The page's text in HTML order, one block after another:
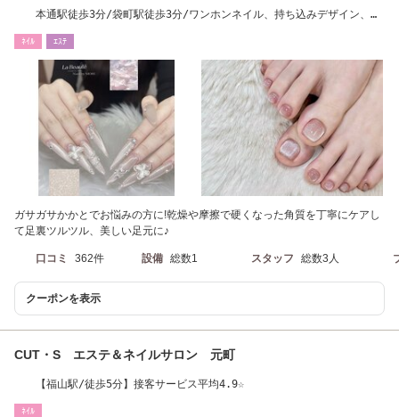
本通駅徒歩3分/袋町駅徒歩3分/ワンホンネイル、持ち込みデザイン、脱
ﾈｲﾙ ｴｽﾃ
ガサガサかかとでお悩みの方に!乾燥や摩擦で硬くなった角質を丁寧にケアし
て足裏ツルツル、美しい足元に♪
口コミ 362件 設備 総数1 スタッフ 総数3人
クーポンを表示
CUT・S エステ＆ネイルサロン 元町
【福山駅/徒歩5分】接客サービス平均4.9☆
ﾈｲﾙ